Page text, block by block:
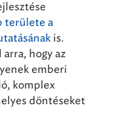
területe a
is.
hogy az
emberi
komplex
döntéseket